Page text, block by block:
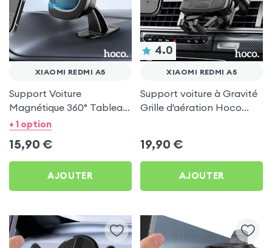
XIAOMI REDMI A5
Support Voiture
Magnétique 360° Tableau
de bord Hoco pour Xiaomi
+ 1 option
15,90 €
AJOUTER
4.0
XIAOMI REDMI A5
Support voiture à Gravité
Grille d'aération Hoco
19,90 €
AJOUTER